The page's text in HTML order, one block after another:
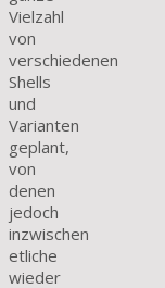
Vielzahl
von
verschiedenen
Shells
und
Varianten
geplant,
von
denen
jedoch
inzwischen
etliche
wieder